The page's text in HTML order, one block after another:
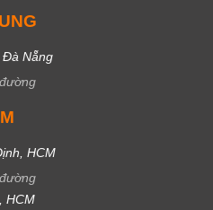
Đà Nẵng
HCM
HCM